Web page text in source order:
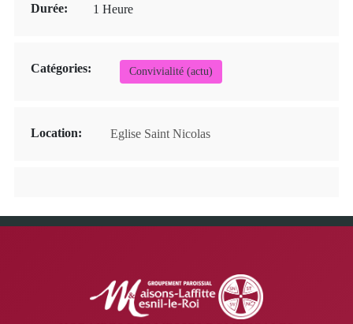
Durée: 1 Heure
Catégories: Convivialité (actu)
Location: Eglise Saint Nicolas